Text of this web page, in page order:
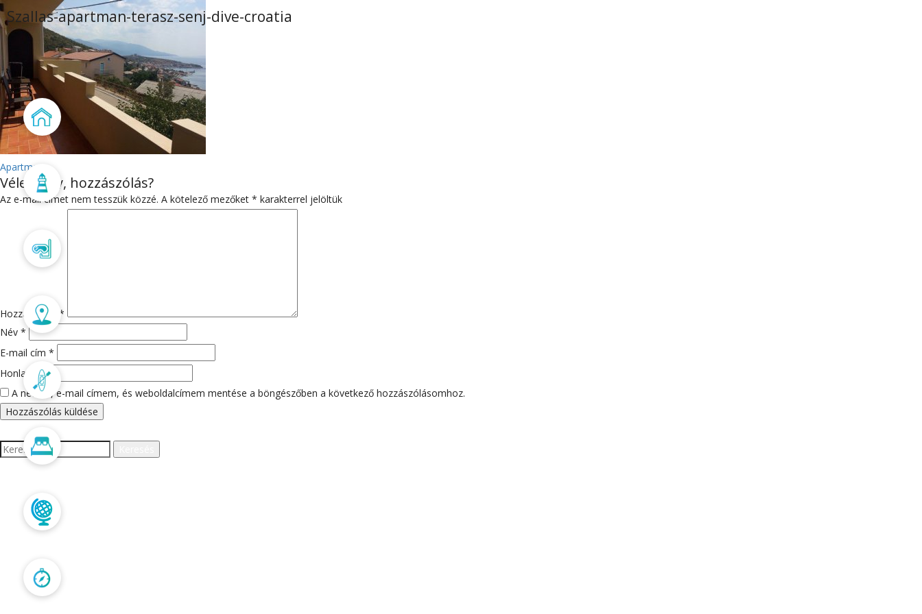
Főoldal
Búvárbázis
Merülőhelyek
Programok
Szállás
Szallas-apartman-terasz-senj-dive-croatia
BEJEGYZÉS
NAVIGÁCIÓ
Apartman
Vélemény, hozzászólás?
Az e-mail címet nem tesszük közzé. A kötelező mezőket * karakterrel jelöltük
Hozzászólás
*
Név *
E-mail cím *
Honlap
A nevem, e-mail címem, és weboldalcímem mentése a böngészőben a következő hozzászólásomhoz.
Keresés:
LEGUTÓBBI HOZZÁSZÓLÁSOK
ARCHÍVUM